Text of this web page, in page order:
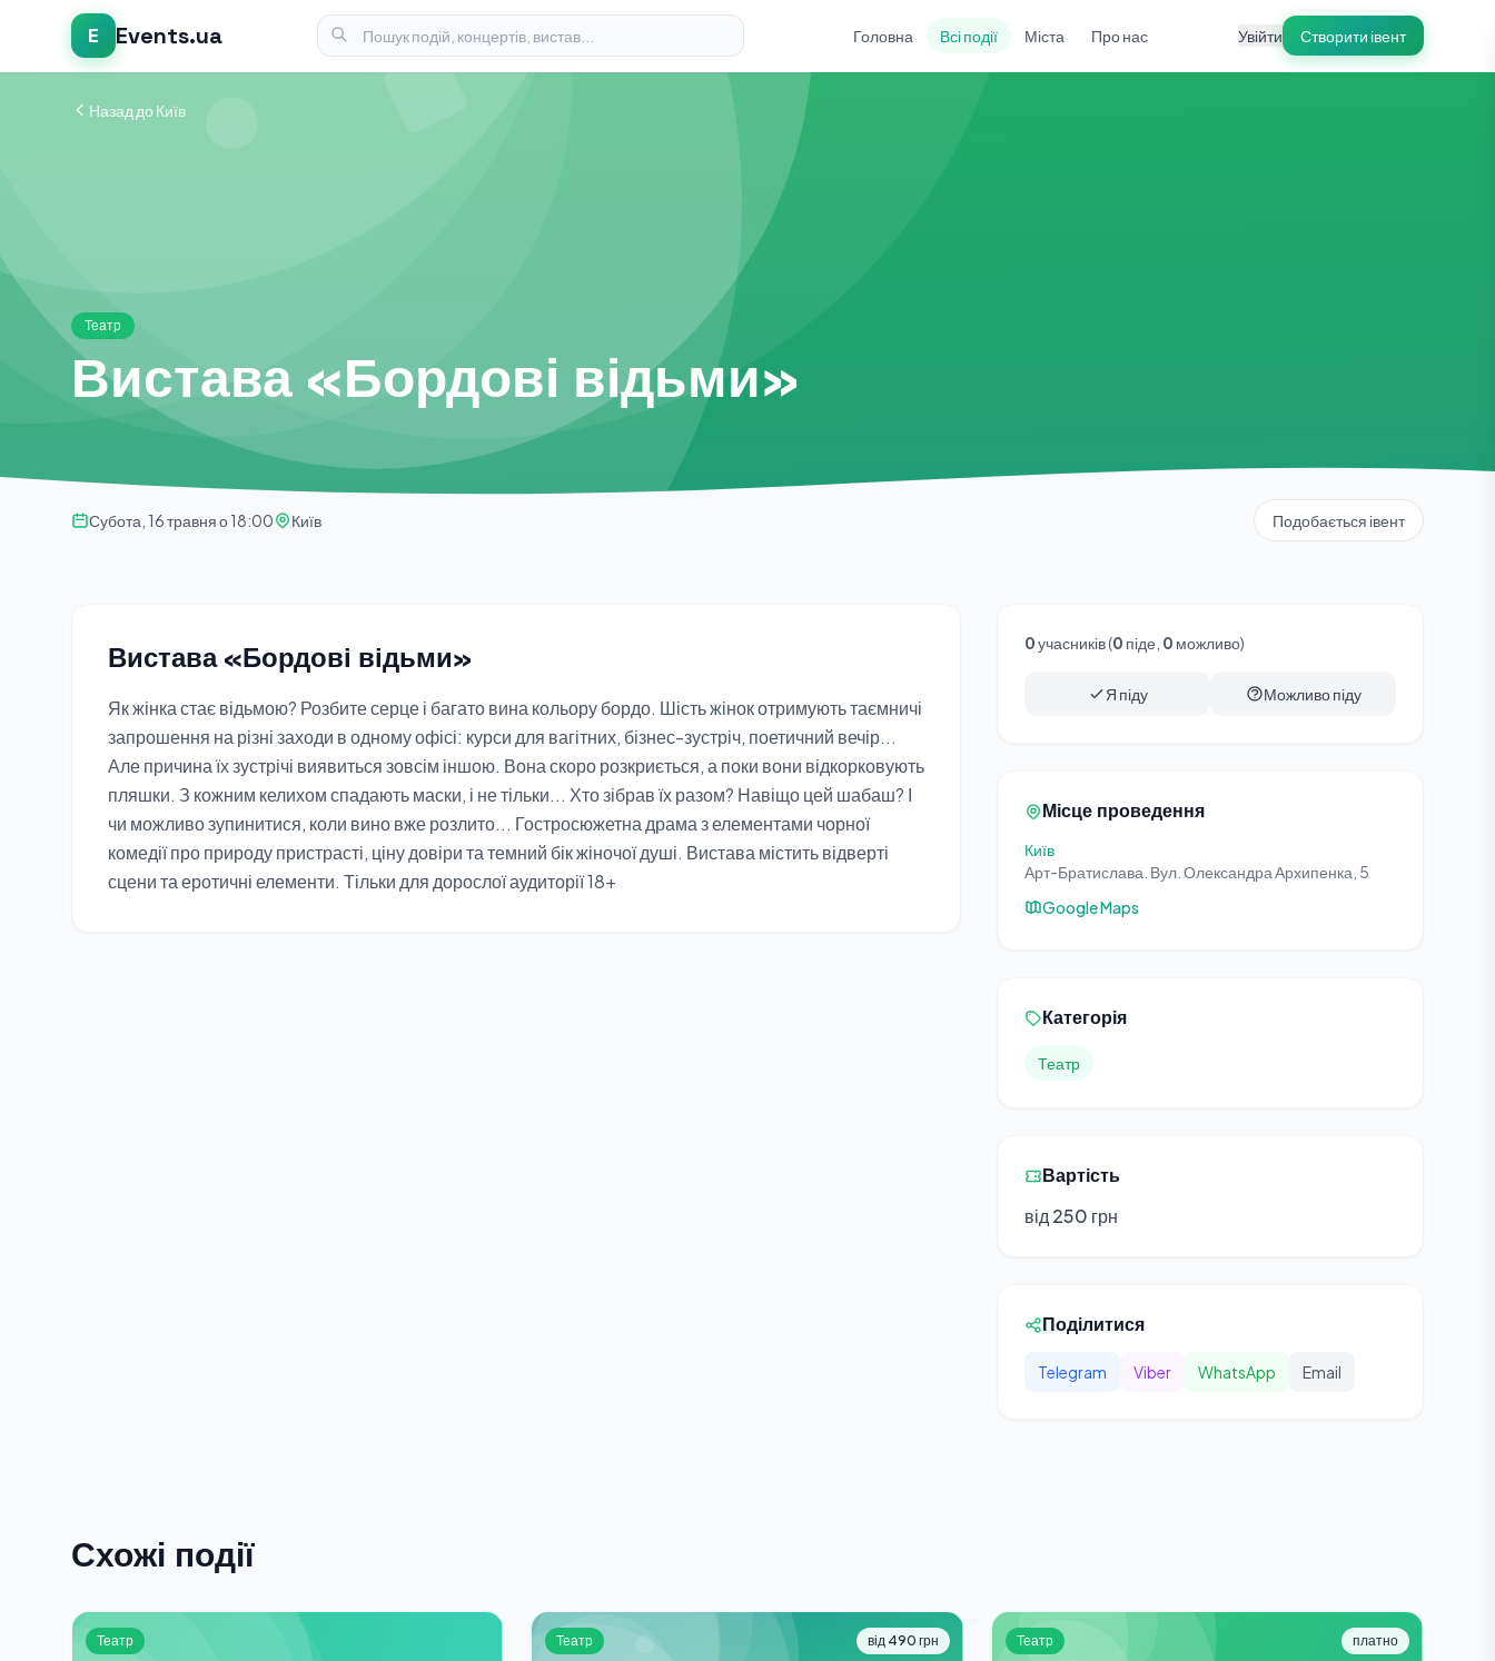
E Events.ua Головна Всі події Міста Про нас Увійти Створити івент
Назад до Київ
Театр
Вистава «Бордові відьми»
Субота, 16 травня о 18:00 Київ Подобається івент
Вистава «Бордові відьми»
Як жінка стає відьмою? Розбите серце і багато вина кольору бордо. Шість жінок отримують таємничі
запрошення на різні заходи в одному офісі: курси для вагітних, бізнес-зустріч, поетичний вечір...
Але причина їх зустрічі виявиться зовсім іншою. Вона скоро розкриється, а поки вони відкорковують
пляшки. З кожним келихом спадають маски, і не тільки... Хто зібрав їх разом? Навіщо цей шабаш? І
чи можливо зупинитися, коли вино вже розлито... Гостросюжетна драма з елементами чорної
комедії про природу пристрасті, ціну довіри та темний бік жіночої душі. Вистава містить відверті
сцени та еротичні елементи. Тільки для дорослої аудиторії 18+
0учасників (0 піде, 0 можливо)
Я піду Можливо піду
Місце проведення
Київ
Арт-Братислава. Вул. Олександра Архипенка, 5
Google Maps
Категорія
Театр
Вартість
від 250 грн
Поділитися
Telegram Viber WhatsApp Email
Схожі події
Театр Театр від 490 грн Театр платно